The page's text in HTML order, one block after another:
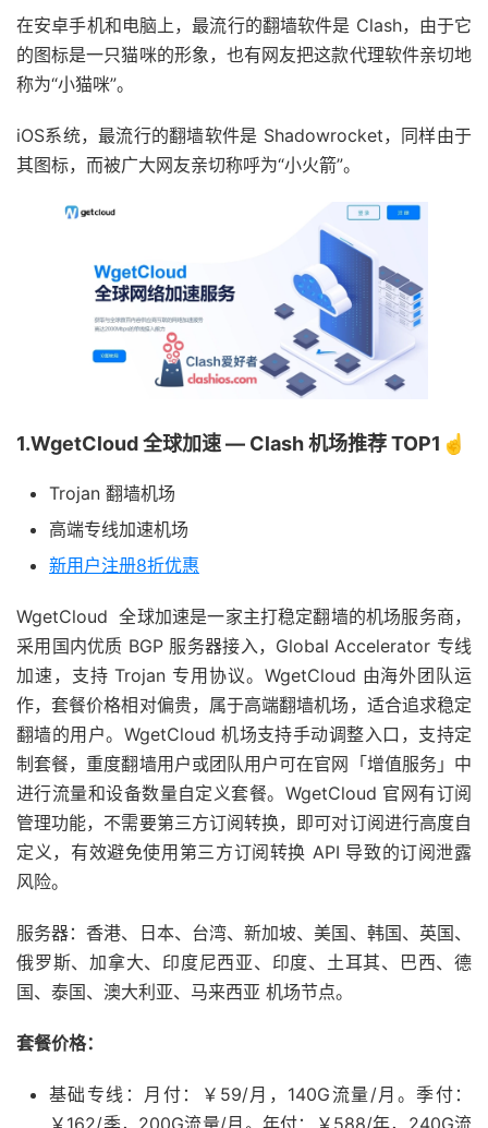
在安卓手机和电脑上，最流行的翻墙软件是 Clash，由于它
的图标是一只猫咪的形象，也有网友把这款代理软件亲切地
称为“小猫咪”。
iOS系统，最流行的翻墙软件是 Shadowrocket，同样由于
其图标，而被广大网友亲切称呼为“小火箭”。
1.WgetCloud 全球加速 — Clash 机场推荐 TOP1☝️
Trojan 翻墙机场
高端专线加速机场
新用户注册8折优惠
WgetCloud 全球加速是一家主打稳定翻墙的机场服务商，
采用国内优质 BGP 服务器接入，Global Accelerator 专线
加速，支持 Trojan 专用协议。WgetCloud 由海外团队运
作，套餐价格相对偏贵，属于高端翻墙机场，适合追求稳定
翻墙的用户。WgetCloud 机场支持手动调整入口，支持定
制套餐，重度翻墙用户或团队用户可在官网「增值服务」中
进行流量和设备数量自定义套餐。WgetCloud 官网有订阅
管理功能，不需要第三方订阅转换，即可对订阅进行高度自
定义，有效避免使用第三方订阅转换 API 导致的订阅泄露
风险。
服务器：香港、日本、台湾、新加坡、美国、韩国、英国、
俄罗斯、加拿大、印度尼西亚、印度、土耳其、巴西、德
国、泰国、澳大利亚、马来西亚 机场节点。
套餐价格：
基础专线：月付：￥59/月，140G流量/月。季付：
￥162/季，200G流量/月。年付：￥588/年，240G流